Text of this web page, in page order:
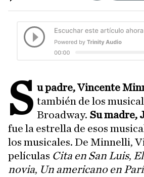
S u padre, Vincente
también de los
Broadway. Su madre,
fue la estrella de esos
los musicales. De Minnelli,
películas Cita en San Luis,
novia, Un americano en